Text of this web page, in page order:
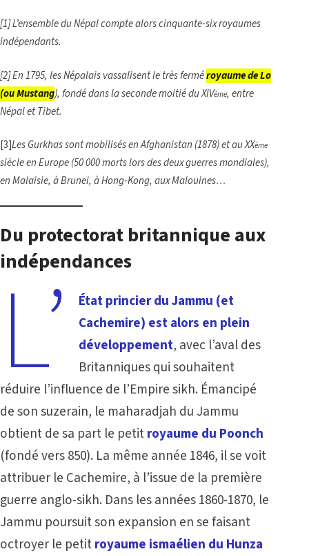
[1]L’ensemble du Népal compte alors cinquante-six royaumes
indépendants.
[2]En 1795, les Népalais vassalisent le très ferméroyaume de Lo
(ou Mustang), fondé dans la seconde moitié du XIVème, entre
Népal et Tibet.
[3]Les Gurkhas sont mobilisés en Afghanistan (1878) et au XXème
siècle en Europe (50 000 morts lors des deux guerres mondiales),
en Malaisie, à Brunei, à Hong-Kong, aux Malouines…
Du protectorat britannique aux
indépendances
L’
État princier du Jammu (et
Cachemire) est alors en plein
développement, avec l’aval des
Britanniques qui souhaitent
réduire l’influence de l’Empire sikh. Émancipé
de son suzerain, le maharadjah du Jammu
obtient de sa part le petitroyaume du Poonch
(fondé vers 850). La même année 1846, il se voit
attribuer le Cachemire, à l’issue de la première
guerre anglo-sikh. Dans les années 1860-1870, le
Jammu poursuit son expansion en se faisant
octroyer le petitroyaume ismaélien du Hunza